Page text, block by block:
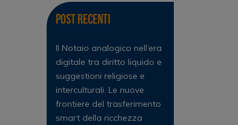
Post Recenti
Il Notaio analogico nell’era
digitale tra diritto liquido e
suggestioni religiose e
interculturali. Le nuove
frontiere del trasferimento
smart della ricchezza